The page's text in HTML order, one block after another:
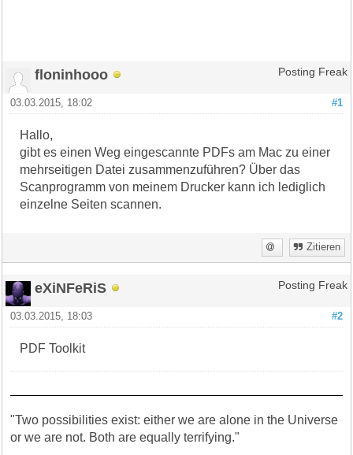
floninhooo Posting Freak
#1
03.03.2015, 18:02
Hallo,
gibt es einen Weg eingescannte PDFs am Mac zu einer
mehrseitigen Datei zusammenzuführen? Über das
Scanprogramm von meinem Drucker kann ich lediglich
einzelne Seiten scannen.
Zitieren
eXiNFeRiS Posting Freak
#2
03.03.2015, 18:03
PDF Toolkit
"Two possibilities exist: either we are alone in the Universe
or we are not. Both are equally terrifying."